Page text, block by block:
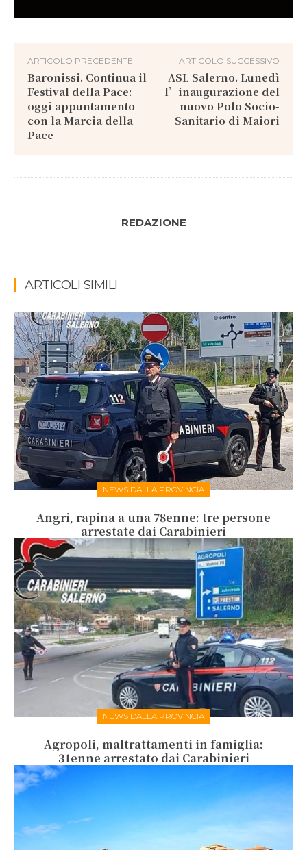
ARTICOLO PRECEDENTE
Baronissi. Continua il
Festival della Pace:
oggi appuntamento
con la Marcia della
Pace
ARTICOLO SUCCESSIVO
ASL Salerno. Lunedì
l’inaugurazione del
nuovo Polo Socio-
Sanitario di Maiori
REDAZIONE
ARTICOLI SIMILI
NEWS DALLA PROVINCIA
Angri, rapina a una 78enne: tre persone
arrestate dai Carabinieri
NEWS DALLA PROVINCIA
Agropoli, maltrattamenti in famiglia:
31enne arrestato dai Carabinieri